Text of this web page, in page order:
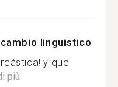
linguistico
y que
più